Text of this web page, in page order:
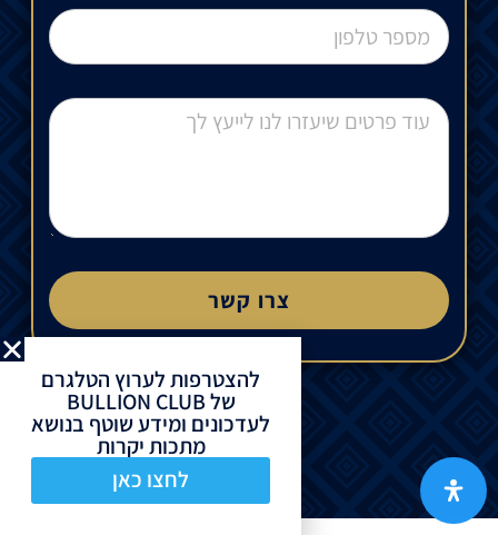
צרו קשר
להצטרפות לערוץ הטלגרם
של BULLION CLUB
לעדכונים ומידע שוטף בנושא
מתכות יקרות
לחצו כאן